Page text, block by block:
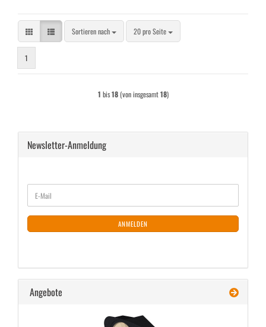
Sortieren nach
Sortieren nach 20 pro Seite
pro Seite
1
1 bis18(von insgesamt18)
Newsletter-Anmeldung
ZUR
NEWSLETTER-
ANMELDUNG
E-
Mail
ANMELDEN
Angebote